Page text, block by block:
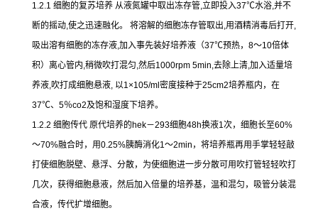
1.2.1 细胞的复苏培养 从液氮罐中取出冻存管,立即投入37℃水浴,并不
断的摇动,使之迅速融化。 将溶解的细胞冻存管取出,用酒精消毒后打开,
吸出溶有细胞的冻存液,加入事先装好培养液（37℃预热， 8～10倍体
积）离心管内,稍微吹打混匀,然后1000rpm 5min,去除上清,加入适量培
养液,吹打成细胞悬液, 以1×105/ml 密度接种于25cm2培养瓶内，在
37℃、 5％co2及饱和湿度下培养。
1.2.2 细胞传代 原代培养的hek－293细胞48h换液1次，细胞长至60%
～70%融合时，用0.25%胰酶消化1～2min ，将培养瓶再用手掌轻轻敲
打使细胞脱壁、悬浮、分散，为使细胞进一步分散可用吹打管轻轻吹打
几次，获得细胞悬液，然后加入倍量的培养基，温和混匀，吸管分装混
合液，传代扩增细胞。